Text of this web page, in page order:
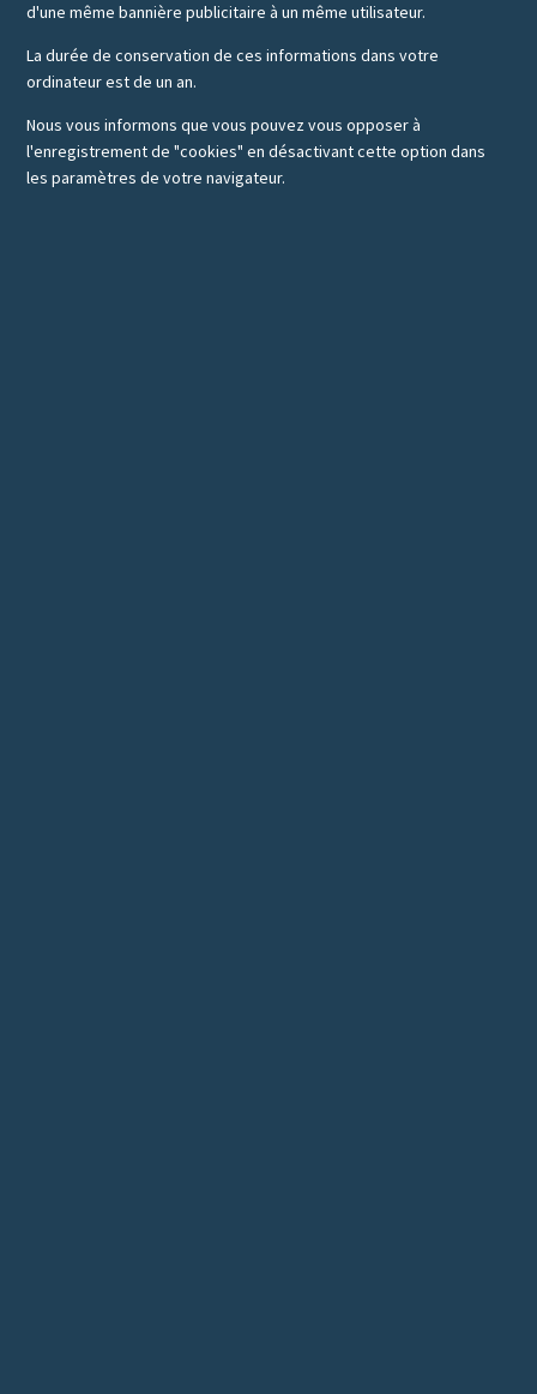
d'une même bannière publicitaire à un même utilisateur.
La durée de conservation de ces informations dans votre
ordinateur est de un an.
Nous vous informons que vous pouvez vous opposer à
l'enregistrement de "cookies" en désactivant cette option dans
les paramètres de votre navigateur.